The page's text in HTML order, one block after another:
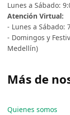
Lunes a Sábado:
Atención Virtual:
- Lunes a Sábado:
- Domingos y
Medellín)
Más de
Quienes somos